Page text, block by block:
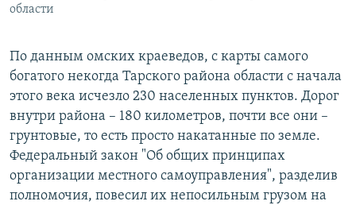
области
По данным омских краеведов, с карты самого
богатого некогда Тарского района области с начала
этого века исчезло 230 населенных пунктов. Дорог
внутри района – 180 километров, почти все они –
грунтовые, то есть просто накатанные по земле.
Федеральный закон "Об общих принципах
организации местного самоуправления", разделив
полномочия, повесил их непосильным грузом на